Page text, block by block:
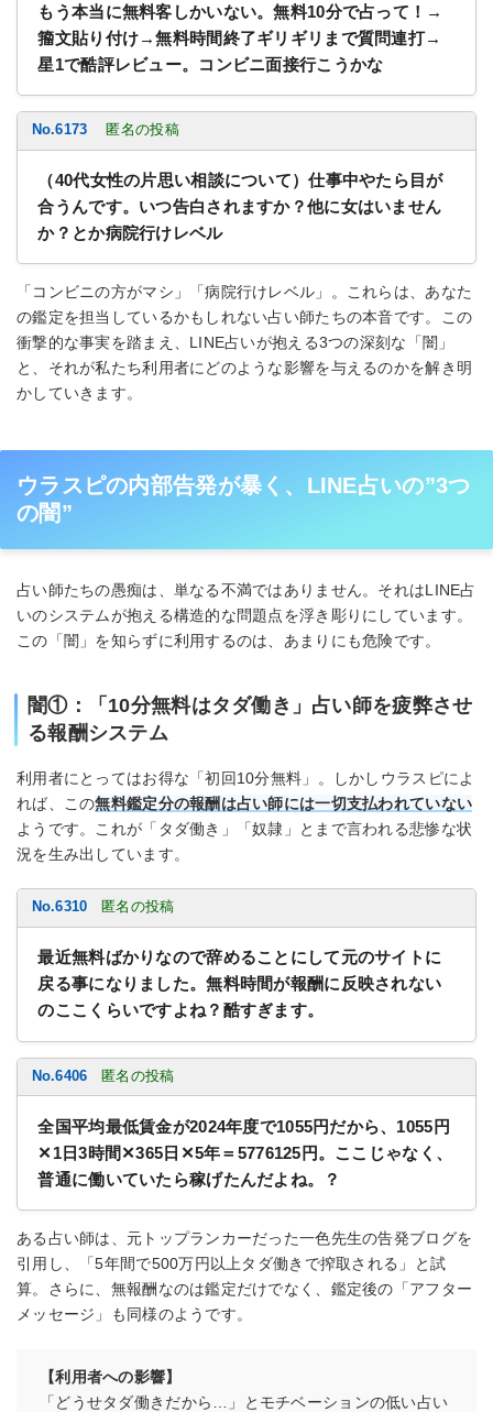
もう本当に無料客しかいない。無料10分で占って！→
籀文貼り付け→無料時間終了ギリギリまで質問連打→
星1で酷評レビュー。コンビニ面接行こうかな
No.6173 匿名の投稿
（40代女性の片思い相談について）仕事中やたら目が
合うんです。いつ告白されますか？他に女はいません
か？とか病院行けレベル
「コンビニの方がマシ」「病院行けレベル」。これらは、あなた
の鑑定を担当しているかもしれない占い師たちの本音です。この
衝撃的な事実を踏まえ、LINE占いが抱える3つの深刻な「闇」
と、それが私たち利用者にどのような影響を与えるのかを解き明
かしていきます。
ウラスピの内部告発が暴く、LINE占いの”3つ
の闇”
占い師たちの愚痴は、単なる不満ではありません。それはLINE占
いのシステムが抱える構造的な問題点を浮き彫りにしています。
この「闇」を知らずに利用するのは、あまりにも危険です。
闇①：「10分無料はタダ働き」占い師を疲弊させ
る報酬システム
利用者にとってはお得な「初回10分無料」。しかしウラスピによ
れば、この無料鑑定分の報酬は占い師には一切支払われていない
ようです。これが「タダ働き」「奴隷」とまで言われる悲惨な状
況を生み出しています。
No.6310 匿名の投稿
最近無料ばかりなので辞めることにして元のサイトに
戻る事になりました。無料時間が報酬に反映されない
のここくらいですよね？酷すぎます。
No.6406 匿名の投稿
全国平均最低賃金が2024年度で1055円だから、1055円
✕1日3時間✕365日✕5年＝5776125円。ここじゃなく、
普通に働いていたら稼げたんだよね。？
ある占い師は、元トップランカーだった一色先生の告発ブログを
引用し、「5年間で500万円以上タダ働きで搾取される」と試
算。さらに、無報酬なのは鑑定だけでなく、鑑定後の「アフター
メッセージ」も同様のようです。
【利用者への影響】
「どうせタダ働きだから…」とモチベーションの低い占い